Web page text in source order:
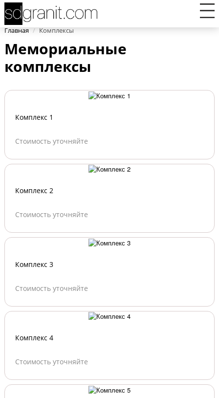
Главная / Комплексы
Мемориальные
комплексы
Комплекс 1
Стоимость уточняйте
Комплекс 2
Стоимость уточняйте
Комплекс 3
Стоимость уточняйте
Комплекс 4
Стоимость уточняйте